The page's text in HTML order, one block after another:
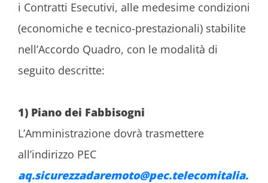
i Contratti Esecutivi, alle medesime condizioni
(economiche e tecnico-prestazionali) stabilite
nell’Accordo Quadro, con le modalità di
seguito descritte:
1) Piano dei Fabbisogni
L’Amministrazione dovrà trasmettere
all’indirizzo PEC
aq.sicurezzadaremoto@pec.telecomitalia.